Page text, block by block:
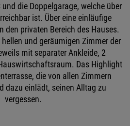
und die Doppelgarage, welche über
ist. Über eine einläufige
den privaten Bereich des Hauses.
und geräumigen Zimmer der
mit separater Ankleide, 2
Das Highlight
die von allen Zimmern
dazu einlädt, seinen Alltag zu
vergessen.